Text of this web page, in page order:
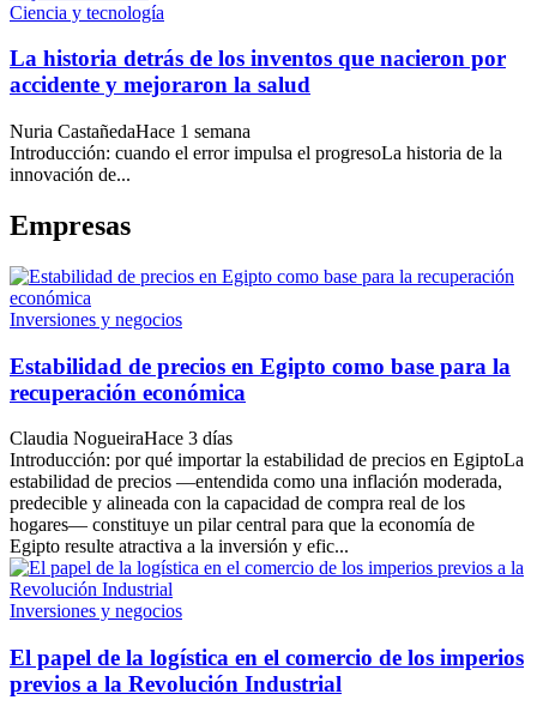
Ciencia y tecnología
La historia detrás de los inventos que nacieron por
accidente y mejoraron la salud
Nuria CastañedaHace 1 semana
Introducción: cuando el error impulsa el progresoLa historia de la
innovación de...
Empresas
Inversiones y negocios
Estabilidad de precios en Egipto como base para la
recuperación económica
Claudia NogueiraHace 3 días
Introducción: por qué importar la estabilidad de precios en EgiptoLa
estabilidad de precios —entendida como una inflación moderada,
predecible y alineada con la capacidad de compra real de los
hogares— constituye un pilar central para que la economía de
Egipto resulte atractiva a la inversión y efic...
Inversiones y negocios
El papel de la logística en el comercio de los imperios
previos a la Revolución Industrial